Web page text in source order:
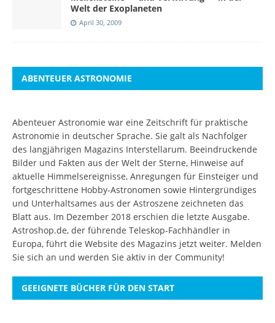
Welt der Exoplaneten
April 30, 2009
ABENTEUER ASTRONOMIE
Abenteuer Astronomie war eine Zeitschrift für praktische
Astronomie in deutscher Sprache. Sie galt als Nachfolger
des langjährigen Magazins Interstellarum. Beeindruckende
Bilder und Fakten aus der Welt der Sterne, Hinweise auf
aktuelle Himmelsereignisse, Anregungen für Einsteiger und
fortgeschrittene Hobby-Astronomen sowie Hintergründiges
und Unterhaltsames aus der Astroszene zeichneten das
Blatt aus. Im Dezember 2018 erschien die letzte Ausgabe.
Astroshop.de, der führende Teleskop-Fachhändler in
Europa, führt die Website des Magazins jetzt weiter. Melden
Sie sich an und werden Sie aktiv in der Community!
GEEIGNETE BÜCHER FÜR DEN START